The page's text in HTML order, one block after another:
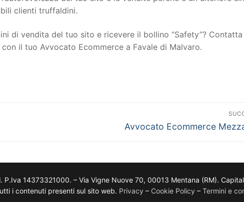
clienti truffaldini.
di vendita del tuo sito e ricevere il bollino “Safety”? Contatta
il tuo Avvocato Ecommerce a Favale di Malvaro.
Avvocato Ecommerce
14373321000. – Via Vigne Nuove 70, 00013 Mentana (RM).
i contenuti presenti sul sito web. Privacy – Cookie Policy – Termini e